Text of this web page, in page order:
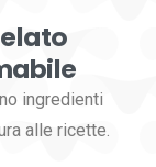
ingredienti
alle ricette.